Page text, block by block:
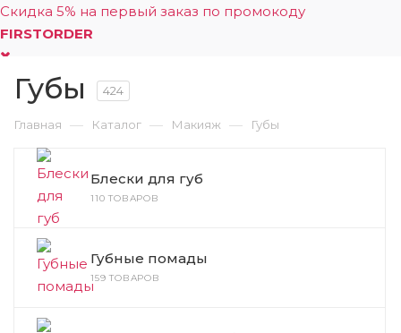
Скидка 5% на первый заказ по промокоду
FIRSTORDER
Губы 424
Главная — Каталог — Макияж — Губы
Блески для губ
110 ТОВАРОВ
Губные помады
159 ТОВАРОВ